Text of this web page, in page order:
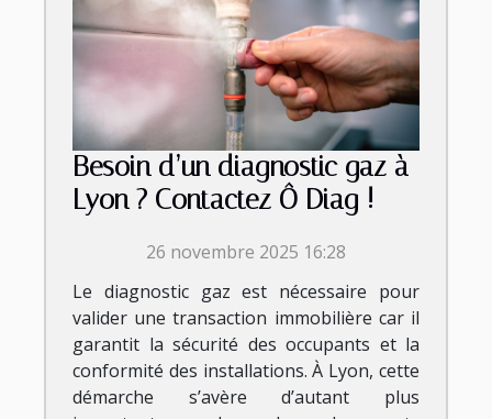
Besoin d’un diagnostic gaz à
Lyon ? Contactez Ô Diag !
26 novembre 2025 16:28
Le diagnostic gaz est nécessaire pour
valider une transaction immobilière car il
garantit la sécurité des occupants et la
conformité des installations. À Lyon, cette
démarche s’avère d’autant plus